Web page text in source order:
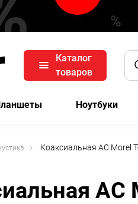
Каталог
товаров
Ноутбуки
Коаксиальная АС Morel
АС